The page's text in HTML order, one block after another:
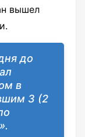
вышел
до
в
3 (2